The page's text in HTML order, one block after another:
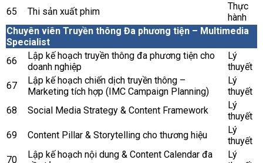
65
Thi sản xuất phim
Thực
hành
Chuyên viên Truyền thông Đa phương tiện – Multimedia
Specialist
66
Lập kế hoạch truyền thông đa phương tiện cho
doanh nghiệp
Lý
thuyết
67
Lập kế hoạch chiến dịch truyền thông –
Marketing tích hợp (IMC Campaign Planning)
Lý
thuyết
68
Social Media Strategy & Content Framework
Lý
thuyết
69
Content Pillar & Storytelling cho thương hiệu
Lý
thuyết
70
Lập kế hoạch nội dung & Content Calendar đa
Lý